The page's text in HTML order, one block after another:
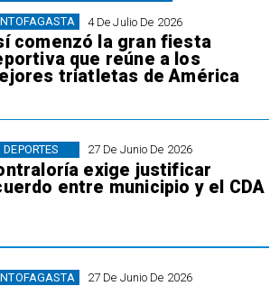
4 De Julio De 2026
comenzó la gran fiesta
que reúne a los
triatletas de América
27 De Junio De 2026
exige justificar
entre municipio y el CDA
DEPORTES
27 De Junio De 2026